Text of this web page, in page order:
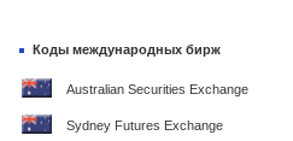
Коды международных бирж
Australian Securities Exchange
Sydney Futures Exchange